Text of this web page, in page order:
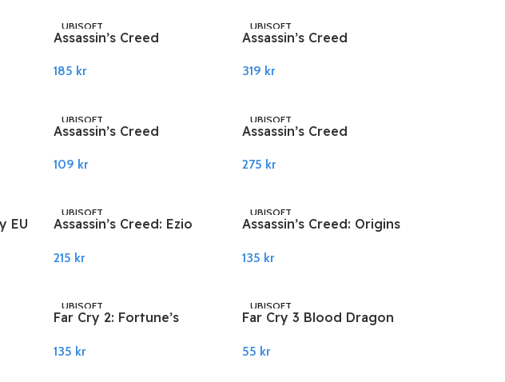
UBISOFT
Assassin’s Creed
Connect
185 kr
UBISOFT
Assassin’s Creed
EU Ubisoft PC Connect
319 kr
UBISOFT
Assassin’s Creed
Connect
109 kr
UBISOFT
Assassin’s Creed
Ubisoft PC Connect
275 kr
EU
UBISOFT
Assassin’s Creed: Ezio
Connect
215 kr
UBISOFT
Assassin’s Creed: Origins
135 kr
UBISOFT
Far Cry 2: Fortune’s
Connect
135 kr
UBISOFT
Far Cry 3 Blood Dragon
55 kr